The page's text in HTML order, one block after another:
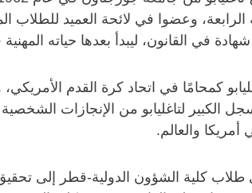
وعضوا في لائحة العميد للطلاب
في القانون، ليبدأ بعدها حياته
الكبير لتاغليابو من الإنجازات
أمريكا والعالم.
كلية الشؤون الدولية-قطر إلى تحقيق